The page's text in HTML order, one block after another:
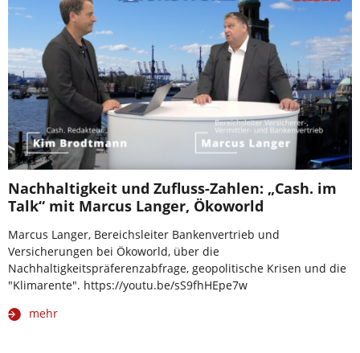
Nachhaltigkeit und Zufluss-Zahlen: „Cash. im
Talk“ mit Marcus Langer, Ökoworld
Marcus Langer, Bereichsleiter Bankenvertrieb und
Versicherungen bei Ökoworld, über die
Nachhaltigkeitspräferenzabfrage, geopolitische Krisen und die
"Klimarente". https://youtu.be/sS9fhHEpe7w
mehr